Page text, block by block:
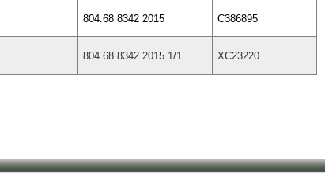
804.68 8342 2015 C386895
804.68 8342 2015 1/1 XC23220